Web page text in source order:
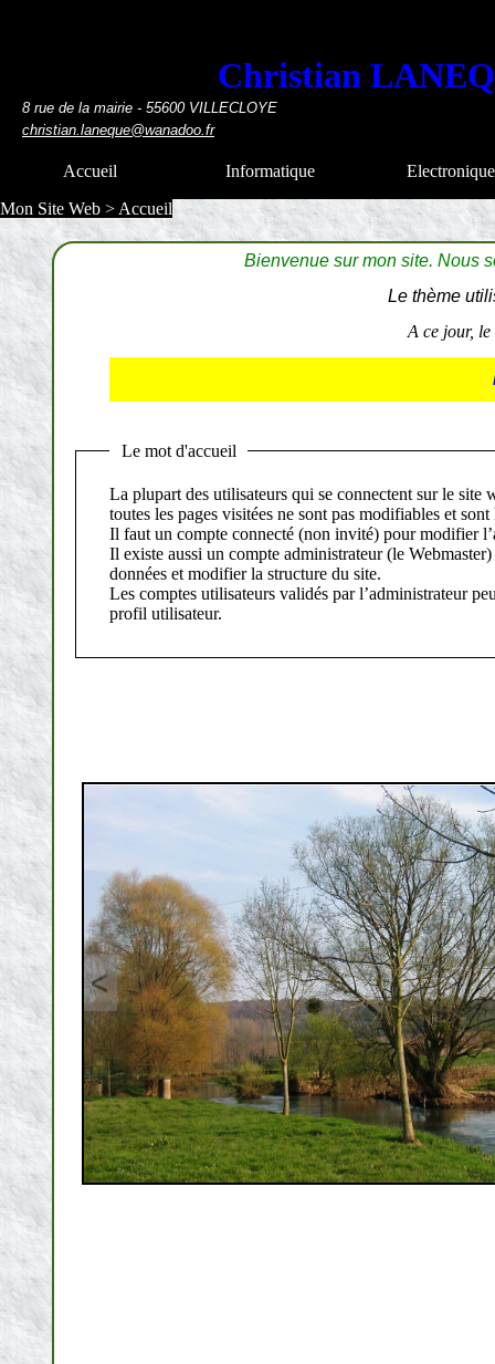
Christian
8 rue de la mairie - 55600 VILLECLOYE
christian.laneque@wanadoo.fr
Accueil Informatique
Electronique
Mon Site Web > Accueil
Bienvenue sur mon site. Nous
Le thème
A ce jour,
Le mot d'accueil
La plupart des utilisateurs qui se connectent sur le
toutes les pages visitées ne sont pas modifiables et
Il faut un compte connecté (non invité) pour modifier
Il existe aussi un compte administrateur (le
données et modifier la structure du site.
Les comptes utilisateurs validés par l’administrateur
profil utilisateur.